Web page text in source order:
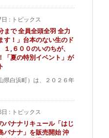
: トピックス
まで 全員全頭全羽 全力
す！」台本のない生のド
１,６００のいのちが、
「夏の特別イベント」が
県白浜町）は、２０２６年
: トピックス
バナナリキュール「はじ
バナナ」を販売開始 沖